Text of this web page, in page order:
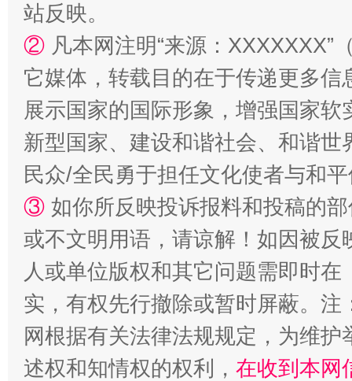
站反映。
② 凡本网注明“来源：
它媒体，转载目的在于传递更多
展示国家的国际形象，增强国家
新型国家、建设和谐社会、和谐
民众/全民勇于担任文化使者与和
③ 如你所反映投诉报料和投稿的
或不文明用语，请谅解！如因被
人或单位版权和其它问题需即时在
实，有权先行撤除或暂时屏蔽。
网根据有关法律法规规定，为维
述权和知情权的权利， 在收到本网